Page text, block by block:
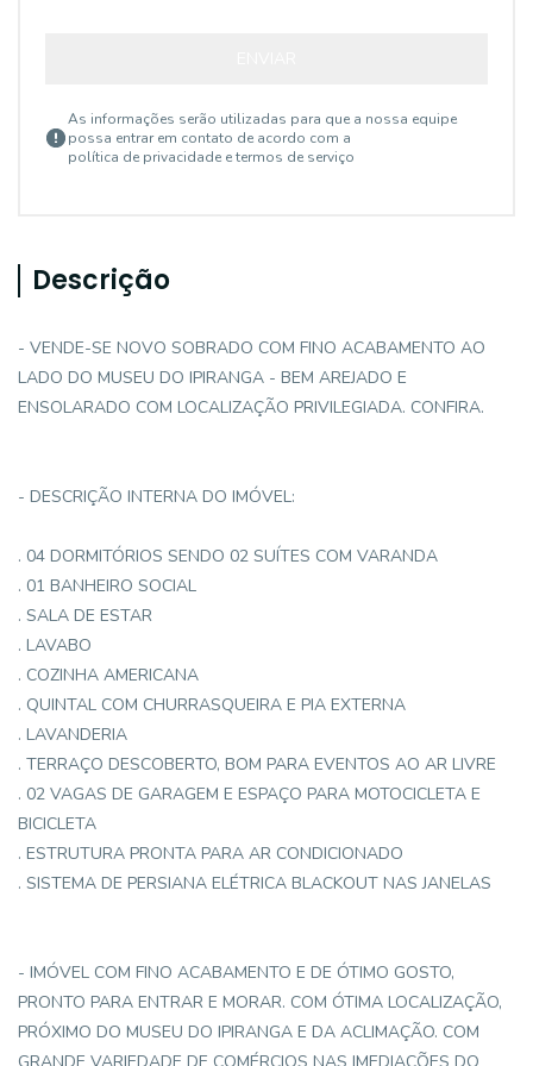
As informações serão utilizadas para que a nossa equipe
possa entrar em contato de acordo com a
política de privacidade e termos de serviço
Descrição
- VENDE-SE NOVO SOBRADO COM FINO ACABAMENTO AO
LADO DO MUSEU DO IPIRANGA - BEM AREJADO E
ENSOLARADO COM LOCALIZAÇÃO PRIVILEGIADA. CONFIRA.
- DESCRIÇÃO INTERNA DO IMÓVEL:
. 04 DORMITÓRIOS SENDO 02 SUÍTES COM VARANDA
. 01 BANHEIRO SOCIAL
. SALA DE ESTAR
. LAVABO
. COZINHA AMERICANA
. QUINTAL COM CHURRASQUEIRA E PIA EXTERNA
. LAVANDERIA
. TERRAÇO DESCOBERTO, BOM PARA EVENTOS AO AR LIVRE
. 02 VAGAS DE GARAGEM E ESPAÇO PARA MOTOCICLETA E
BICICLETA
. ESTRUTURA PRONTA PARA AR CONDICIONADO
. SISTEMA DE PERSIANA ELÉTRICA BLACKOUT NAS JANELAS
- IMÓVEL COM FINO ACABAMENTO E DE ÓTIMO GOSTO,
PRONTO PARA ENTRAR E MORAR. COM ÓTIMA LOCALIZAÇÃO,
PRÓXIMO DO MUSEU DO IPIRANGA E DA ACLIMAÇÃO. COM